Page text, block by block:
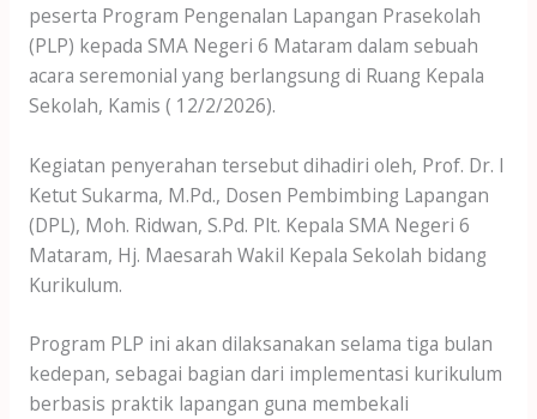
peserta Program Pengenalan Lapangan Prasekolah
(PLP) kepada SMA Negeri 6 Mataram dalam sebuah
acara seremonial yang berlangsung di Ruang Kepala
Sekolah, Kamis ( 12/2/2026).
Kegiatan penyerahan tersebut dihadiri oleh, Prof. Dr. I
Ketut Sukarma, M.Pd., Dosen Pembimbing Lapangan
(DPL), Moh. Ridwan, S.Pd. Plt. Kepala SMA Negeri 6
Mataram, Hj. Maesarah Wakil Kepala Sekolah bidang
Kurikulum.
Program PLP ini akan dilaksanakan selama tiga bulan
kedepan, sebagai bagian dari implementasi kurikulum
berbasis praktik lapangan guna membekali